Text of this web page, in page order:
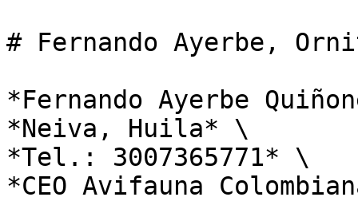
# Fernando Ayerbe,
*Fernando Ayerbe
*Neiva, Huila* \
*Tel.: 3007365771* \
*CEO Avifauna